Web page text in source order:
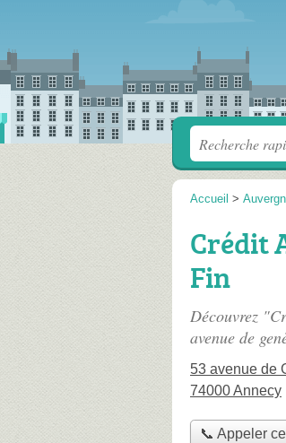
Accueil >
Crédit
Fin
Découvrez
avenue de
53 avenue de
74000 Annecy
📞 Appeler